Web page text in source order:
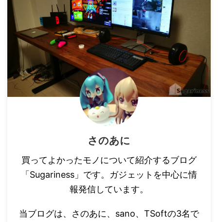
さのあに
買ってよかったモノについて紹介するブログ
「Sugariness」です。ガジェットを中心に情
報発信しています。
当ブログは、さのあに、sano、TSoftの3名で